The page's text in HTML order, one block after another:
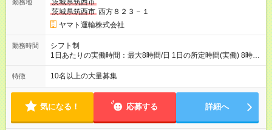
と同じです。
勤務地
茨城県筑西市
茨城県筑西市 西方８２３－１
ヤマト運輸株式会社
勤務時間
シフト制
1日あたりの実働時間：最大8時間/日 1日の所定時間(実働) 8時
間 週所定40時間 月間所定時間 165時間（残業時間25時間程
度） 年間所定時間 1，976時間（残業時間300時間程度） 【シ
勤務交番表(シフト制／15日締め)により定める ※法定労働時間に
よる管理
特徴 10名以上の大量募集
気になる！ 応募する 詳細へ